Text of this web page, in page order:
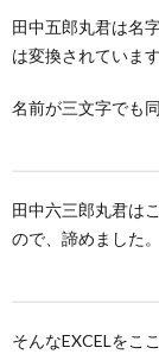
田中五郎丸君は名
は変換されています
名前が三文字でも
田中六三郎丸君は
ので、諦めました。
そんなEXCELをこ